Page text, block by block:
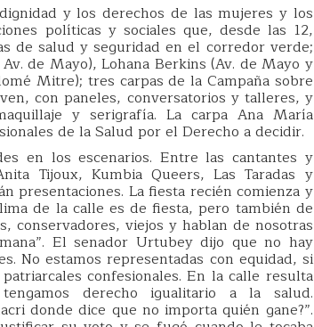
y los derechos de las mujeres y los
políticas y sociales que, desde las 12,
de salud y seguridad en el corredor verde;
de Mayo), Lohana Berkins (Av. de Mayo y
Mitre); tres carpas de la Campaña sobre
con paneles, conversatorios y talleres, y
y serigrafía. La carpa Ana María
de la Salud por el Derecho a decidir.
en los escenarios. Entre las cantantes y
Tijoux, Kumbia Queers, Las Taradas y
presentaciones. La fiesta recién comienza y
de la calle es de fiesta, pero también de
conservadores, viejos y hablan de nosotras
El senador Urtubey dijo que no hay
No estamos representadas con equidad, si
confesionales. En la calle resulta
derecho igualitario a la salud.
donde dice que no importa quién gane?”.